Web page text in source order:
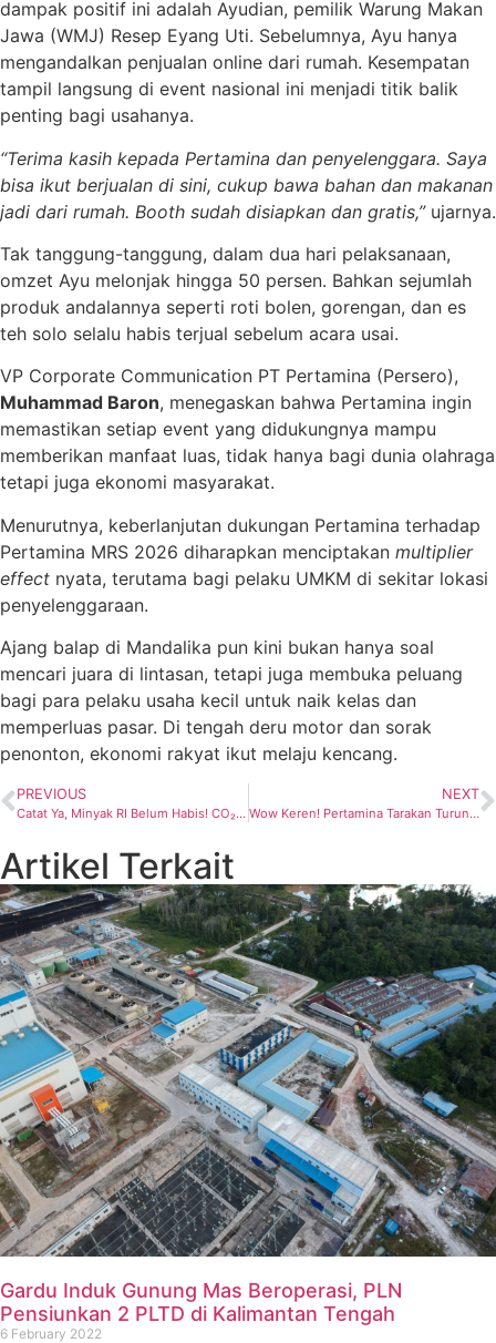
dampak positif ini adalah Ayudian, pemilik Warung Makan
Jawa (WMJ) Resep Eyang Uti. Sebelumnya, Ayu hanya
mengandalkan penjualan online dari rumah. Kesempatan
tampil langsung di event nasional ini menjadi titik balik
penting bagi usahanya.
“Terima kasih kepada Pertamina dan penyelenggara. Saya
bisa ikut berjualan di sini, cukup bawa bahan dan makanan
jadi dari rumah. Booth sudah disiapkan dan gratis,”ujarnya.
Tak tanggung-tanggung, dalam dua hari pelaksanaan,
omzet Ayu melonjak hingga 50 persen. Bahkan sejumlah
produk andalannya seperti roti bolen, gorengan, dan es
teh solo selalu habis terjual sebelum acara usai.
VP Corporate Communication PT Pertamina (Persero),
Muhammad Baron, menegaskan bahwa Pertamina ingin
memastikan setiap event yang didukungnya mampu
memberikan manfaat luas, tidak hanya bagi dunia olahraga
tetapi juga ekonomi masyarakat.
Menurutnya, keberlanjutan dukungan Pertamina terhadap
Pertamina MRS 2026 diharapkan menciptakan multiplier
effect nyata, terutama bagi pelaku UMKM di sekitar lokasi
penyelenggaraan.
Ajang balap di Mandalika pun kini bukan hanya soal
mencari juara di lintasan, tetapi juga membuka peluang
bagi para pelaku usaha kecil untuk naik kelas dan
memperluas pasar. Di tengah deru motor dan sorak
penonton, ekonomi rakyat ikut melaju kencang.
PREVIOUS
Catat Ya, Minyak RI Belum Habis! CO₂ Bisa Jadi Kunci Kebangkitan Lapangan Tua
NEXT
Wow Keren! Pertamina Tarakan Turun ke Sekolah, Bekali Siswa Jurus Lawan Kebakaran
Artikel Terkait
Gardu Induk Gunung Mas Beroperasi, PLN
Pensiunkan 2 PLTD di Kalimantan Tengah
6 February 2022